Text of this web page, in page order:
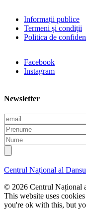
Informații publice
Termeni și condiții
Politica de
Facebook
Instagram
Newsletter
E
m
a
i
l
P
r
e
n
m
e
N
u
m
e
Centrul Național al
© 2026 Centrul Național
This website uses
you're ok with this, but